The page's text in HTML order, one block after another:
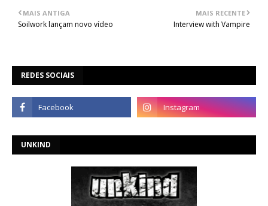
MAIS RECENTE
Interview with Vampire
MAIS ANTIGA
Soilwork lançam novo vídeo
REDES SOCIAIS
UNKIND